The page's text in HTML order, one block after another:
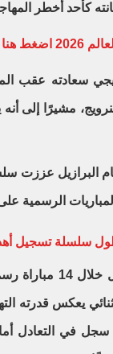
كأحد أخطر
هنا
سعادته عقب
النرويج، مشيرًا
البرازيل عززت
الرسمية
سلسلة تسجيل
في التسجيل
يعكس قدرته
عندما سجل في